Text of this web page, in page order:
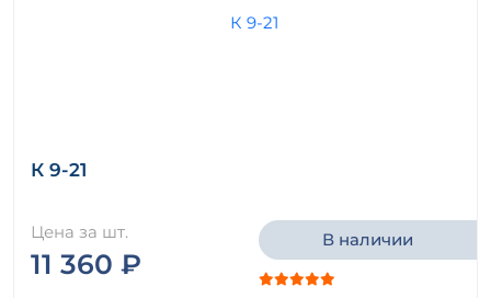
К 9-21
Цена за шт.
11 360 ₽
В наличии